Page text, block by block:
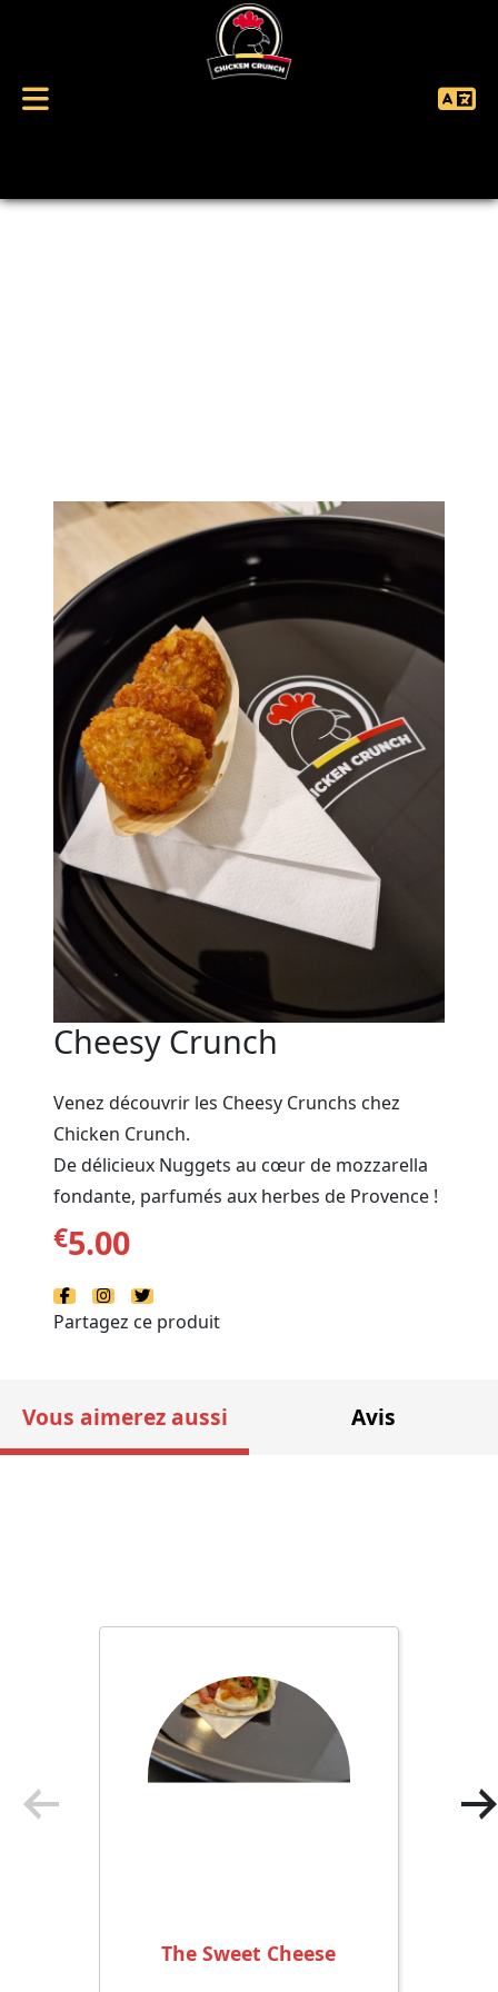
Cheesy Crunch
Venez découvrir les Cheesy Crunchs chez
Chicken Crunch.
De délicieux Nuggets au cœur de mozzarella
fondante, parfumés aux herbes de Provence !
€5.00
Partagez ce produit
Vous aimerez aussi Avis
The Sweet Cheese